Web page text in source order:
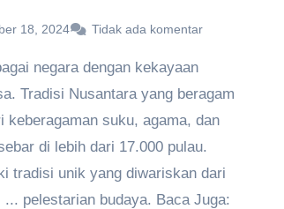
18, 2024 Tidak ada komentar
negara dengan kekayaan
Tradisi Nusantara yang beragam
keberagaman suku, agama, dan
di lebih dari 17.000 pulau.
tradisi unik yang diwariskan dari
pelestarian budaya. Baca Juga: